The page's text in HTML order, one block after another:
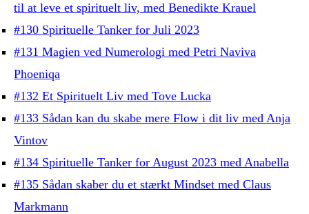
til at leve et spirituelt liv, med Benedikte Krauel
#130 Spirituelle Tanker for Juli 2023
#131 Magien ved Numerologi med Petri Naviva
Phoeniqa
#132 Et Spirituelt Liv med Tove Lucka
#133 Sådan kan du skabe mere Flow i dit liv med Anja
Vintov
#134 Spirituelle Tanker for August 2023 med Anabella
#135 Sådan skaber du et stærkt Mindset med Claus
Markmann